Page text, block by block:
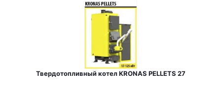
Твердотопливный котел KRONAS PELLETS 27